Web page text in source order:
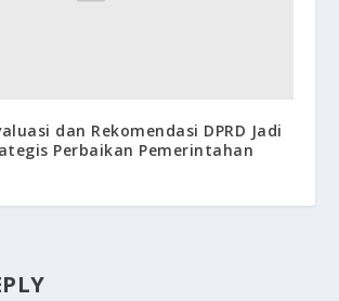
dan Rekomendasi DPRD Jadi
Perbaikan Pemerintahan